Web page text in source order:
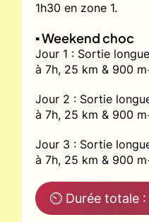
1h30 en zone 1.
▪️ Weekend choc
Jour 1 : Sortie
à 7h, 25 km & 900
Jour 2 : Sortie
à 7h, 25 km & 900
Jour 3 : Sortie
à 7h, 25 km & 900
⏲ Durée totale :